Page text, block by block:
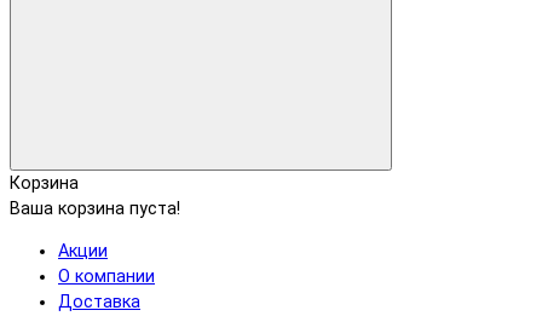
Корзина
Ваша корзина пуста!
Акции
О компании
Доставка